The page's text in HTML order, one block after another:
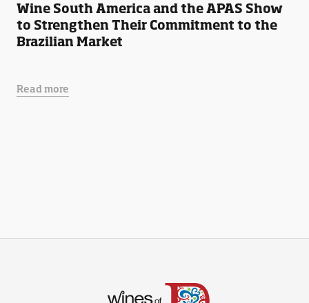
Wine South America and the APAS Show
to Strengthen Their Commitment to the
Brazilian Market
Read more